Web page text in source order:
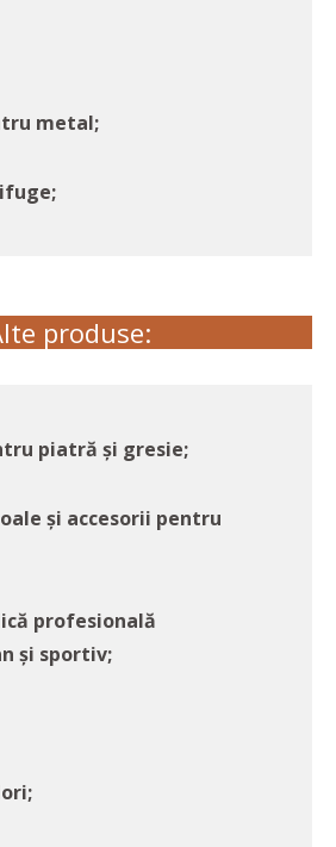
metal;
produse:
piatră și gresie;
și accesorii pentru
profesională
și sportiv;